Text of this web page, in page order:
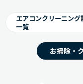
エアコンクリーニング
一覧
お掃除・